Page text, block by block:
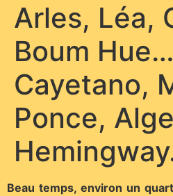
Arles, Léa,
Boum
Cayetano,
Ponce,
Beau temps, environ un